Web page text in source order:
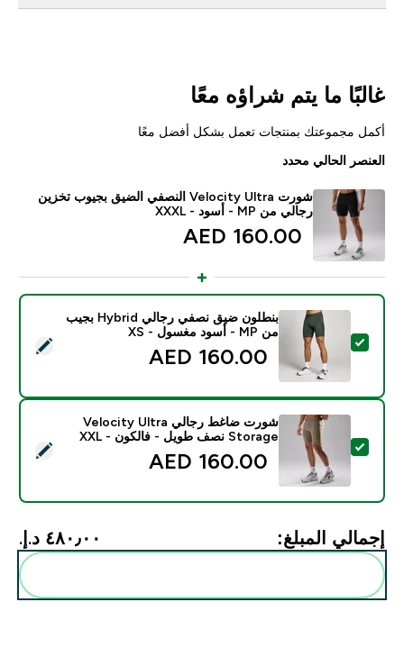
غالبًا ما يتم شراؤه معًا
أكمل مجموعتك بمنتجات تعمل بشكل أفضل معًا
العنصر الحالي محدد
شورت Velocity Ultra النصفي الضيق بجيوب تخزين
رجالي من MP - أسود - XXXL
160.00 AED‎
تحديد هذا المنتج - بنطلون ضيق نصفي رجالي Hybrid بجيب من MP - أسود مغسول - XS
بنطلون ضيق نصفي رجالي Hybrid بجيب
من MP - أسود مغسول - XS
160.00 AED‎
تحديد هذا المنتج - شورت ضاغط رجالي Velocity Ultra Storage نصف طويل - فالكون - XXL
شورت ضاغط رجالي Velocity Ultra
Storage نصف طويل - فالكون - XXL
160.00 AED‎
إجمالي المبلغ: ٤٨٠٫٠٠ د.إ.‏‎